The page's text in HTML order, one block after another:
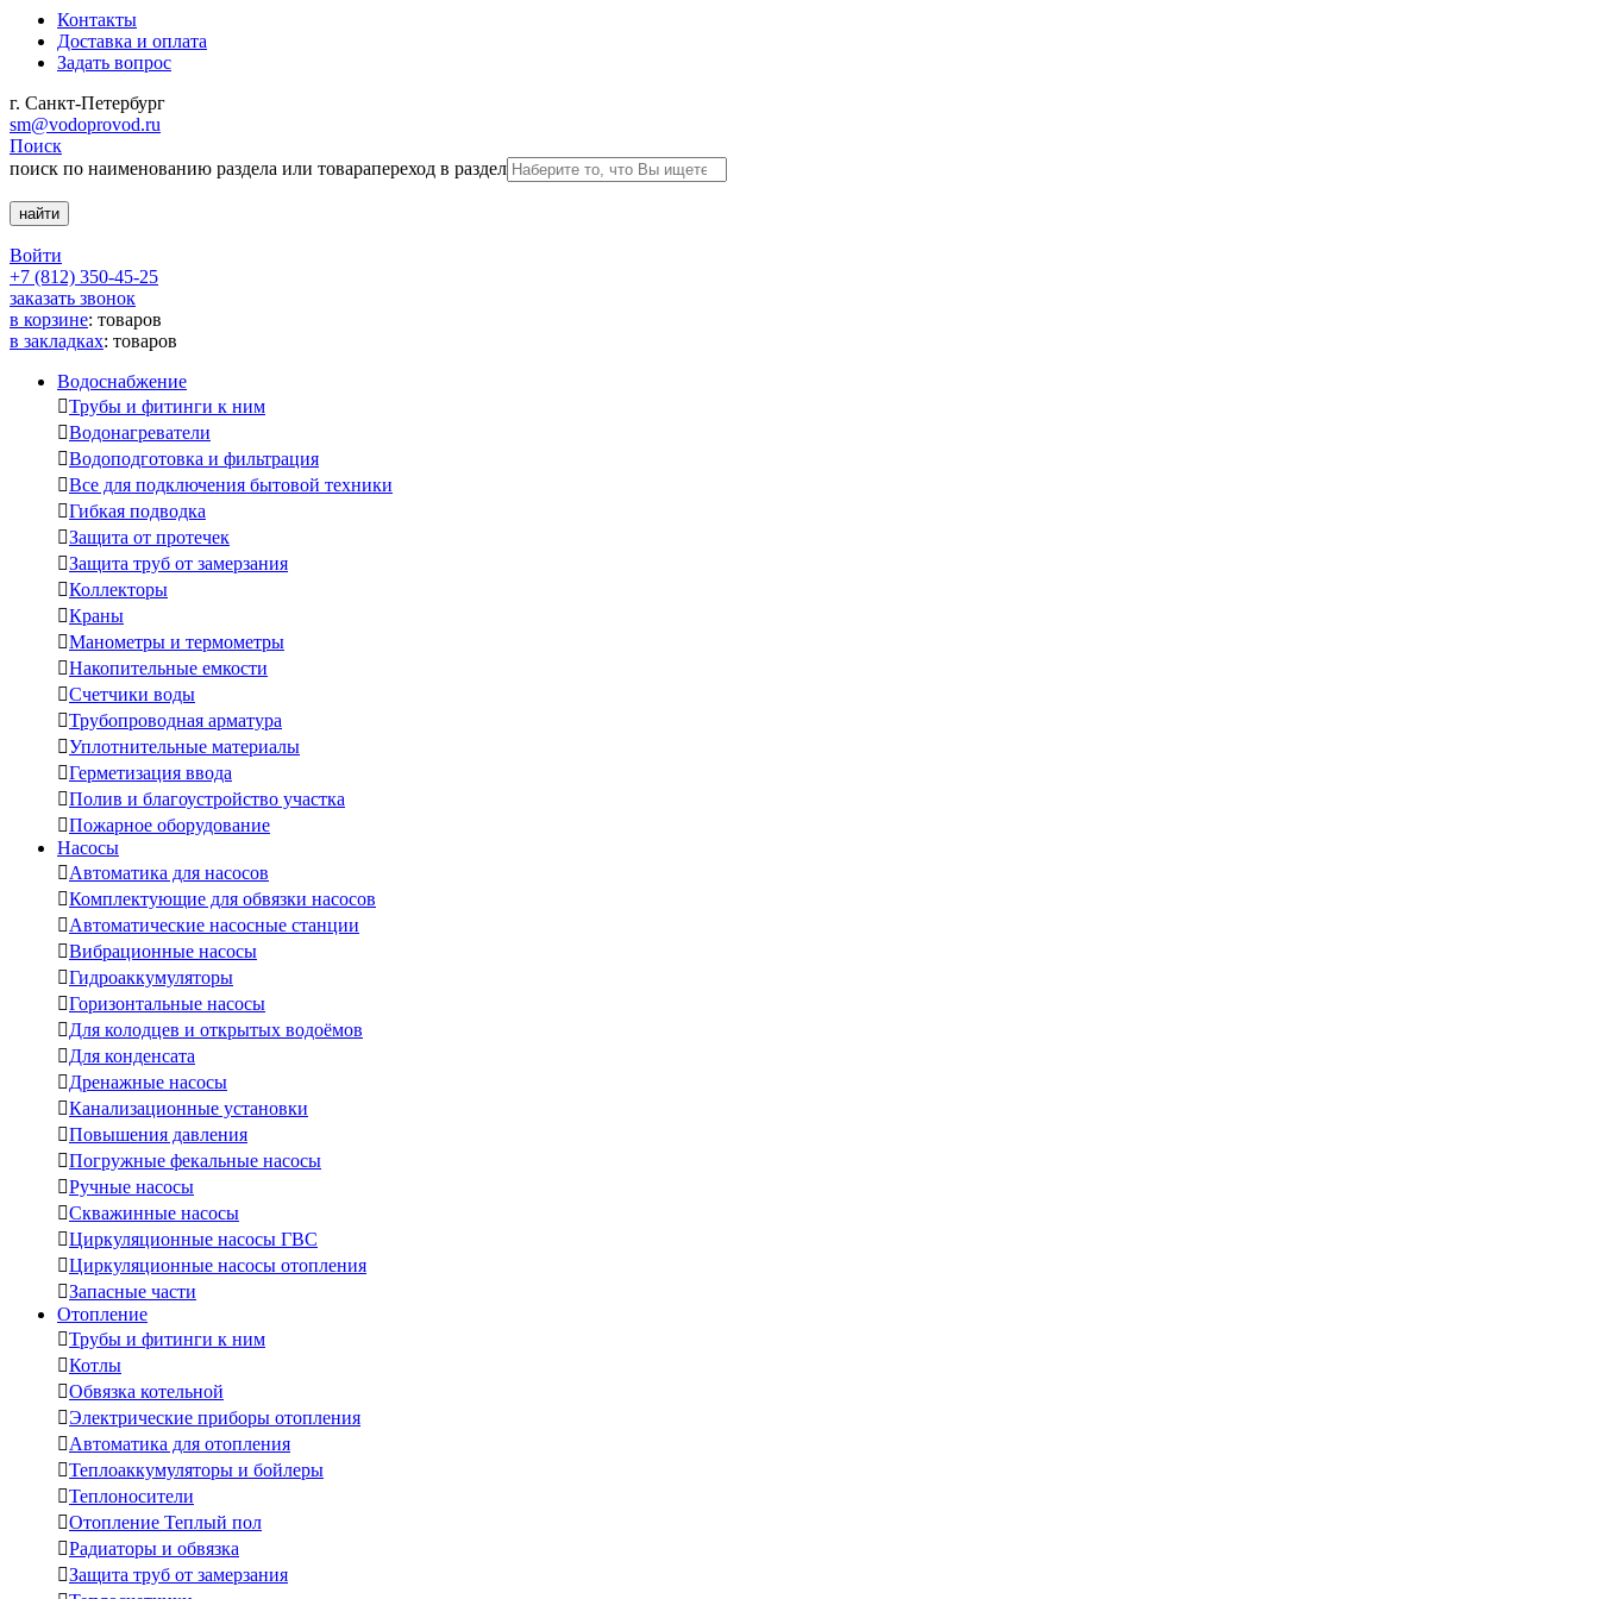
Контакты
Доставка и оплата
Задать вопрос
г. Санкт-Петербург
sm@vodoprovod.ru
Поиск
поиск по наименованию раздела или товарапереход в раздел
Войти
+7 (812) 350-45-25
заказать звонок
в корзине: товаров
в закладках: товаров
Водоснабжение
Трубы и фитинги к ним
Водонагреватели
Водоподготовка и фильтрация
Все для подключения бытовой техники
Гибкая подводка
Защита от протечек
Защита труб от замерзания
Коллекторы
Краны
Манометры и термометры
Накопительные емкости
Счетчики воды
Трубопроводная арматура
Уплотнительные материалы
Герметизация ввода
Полив и благоустройство участка
Пожарное оборудование
Насосы
Автоматика для насосов
Комплектующие для обвязки насосов
Автоматические насосные станции
Вибрационные насосы
Гидроаккумуляторы
Горизонтальные насосы
Для колодцев и открытых водоёмов
Для конденсата
Дренажные насосы
Канализационные установки
Повышения давления
Погружные фекальные насосы
Ручные насосы
Скважинные насосы
Циркуляционные насосы ГВС
Циркуляционные насосы отопления
Запасные части
Отопление
Трубы и фитинги к ним
Котлы
Обвязка котельной
Электрические приборы отопления
Автоматика для отопления
Теплоаккумуляторы и бойлеры
Теплоносители
Отопление Теплый пол
Радиаторы и обвязка
Защита труб от замерзания